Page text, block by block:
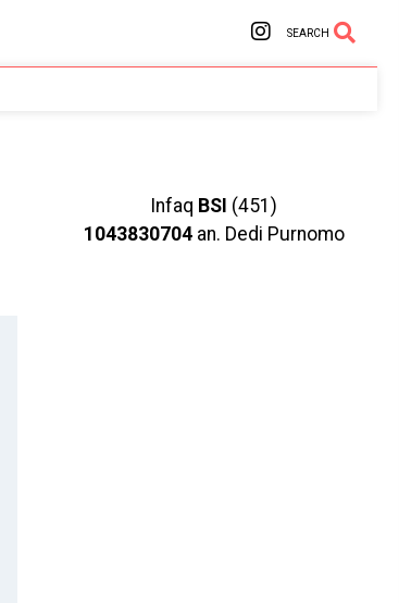
SEARCH
Infaq BSI (451)
1043830704an. Dedi Purnomo